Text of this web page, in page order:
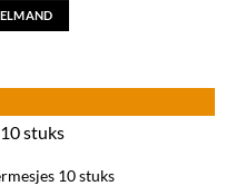
prijs
is:
10 stuks